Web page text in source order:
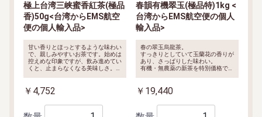
極上台湾三峡蜜香紅茶(極品
香)50g<台湾からEMS航空
便の個人輸入品>
甘い香りとほっとするような味わい
で、親しみやすいお茶です。始めは
控えめな印象ですが、飲み進めてい
くと、止まらなくなる美味しさ。余
￥4,752
春韻有機翠玉(極品特)1kg <
台湾からEMS航空便の個人
輸入品>
春の翠玉烏龍茶。
すっきりとしていて玉蘭花の香りが
あり、さっぱりした味わい。
有機・無農薬の新茶を特別価格で限
頂ける茶葉です。
￥19,440